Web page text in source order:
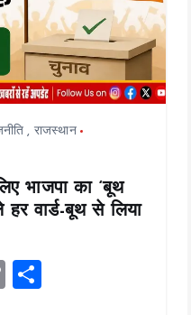
, राजस्थान
भाजपा का ‘बूथ
वार्ड-बूथ से लिया
C